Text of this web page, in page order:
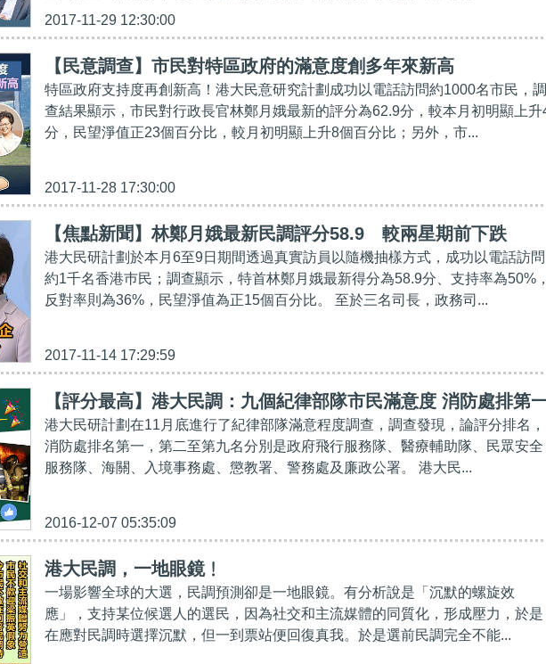
2017-11-29 12:30:00
【民意調查】市民對特區政府的滿意度創多年來新高
特區政府支持度再創新高！港大民意研究計劃成功以電話訪問約1000名市民，調
查結果顯示，市民對行政長官林鄭月娥最新的評分為62.9分，較本月初明顯上升
分，民望淨值正23個百分比，較月初明顯上升8個百分比；另外，市...
2017-11-28 17:30:00
【焦點新聞】林鄭月娥最新民調評分58.9 較兩星期前下跌
港大民研計劃於本月6至9日期間透過真實訪員以隨機抽樣方式，成功以電話訪問
約1千名香港巿民；調查顯示，特首林鄭月娥最新得分為58.9分、支持率為50%
反對率則為36%，民望淨值為正15個百分比。 至於三名司長，政務司...
2017-11-14 17:29:59
【評分最高】港大民調：九個紀律部隊市民滿意度 消防處排第
港大民研計劃在11月底進行了紀律部隊滿意程度調查，調查發現，論評分排名，
消防處排名第一，第二至第九名分別是政府飛行服務隊、醫療輔助隊、民眾安全
服務隊、海關、入境事務處、懲教署、警務處及廉政公署。 港大民...
2016-12-07 05:35:09
港大民調，一地眼鏡﹗
一場影響全球的大選，民調預測卻是一地眼鏡。有分析說是「沉默的螺旋效
應」，支持某位候選人的選民，因為社交和主流媒體的同質化，形成壓力，於是
在應對民調時選擇沉默，但一到票站便回復真我。於是選前民調完全不能...